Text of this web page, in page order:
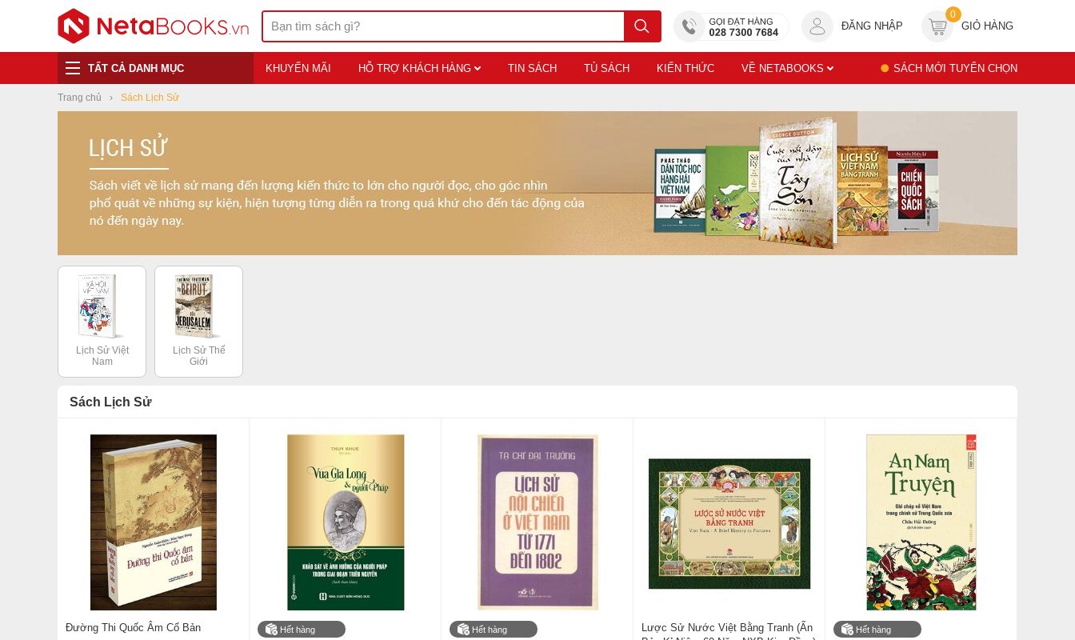
ĐĂNG NHẬP
0
GIỎ HÀNG
TẤT CẢ DANH MỤC KHUYẾN MÃI HỖ TRỢ KHÁCH HÀNG TIN SÁCH TỦ SÁCH KIẾN THỨC VỀ NETABOOKS SÁCH MỚI TUYỂN CHỌN
Trang chủ Sách Lịch Sử
Lịch Sử Việt
Nam
Lịch Sử Thế
Giới
Sách Lịch Sử
Đường Thi Quốc Âm Cổ Bản Hết hàng Hết hàng
Lược Sử Nước Việt Bằng Tranh (Ấn
Hết hàng